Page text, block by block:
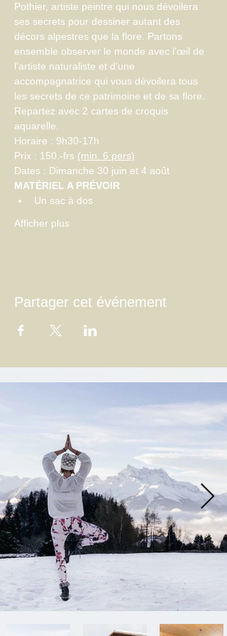
Pothier, artiste peintre qui nous dévoilera
ses secrets pour dessiner autant des
décors alpestres que la flore. Partons
ensemble observer le monde avec l’œil de
l’artiste naturaliste et d’une
accompagnatrice qui vous dévoilera tous
les secrets de ce patrimoine et de sa flore.
Repartez avec 2 cartes de croquis
aquarelle.
Horaire : 9h30-17h
Prix : 150.-frs (min. 6 pers)
Dates : Dimanche 30 juin et 4 août
MATÉRIEL A PRÉVOIR
Un sac à dos
Afficher plus
Partager cet événement